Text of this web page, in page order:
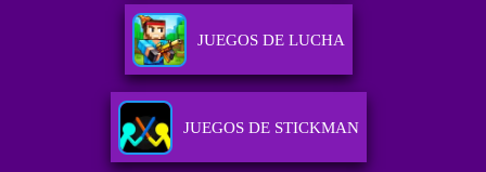
JUEGOS DE LUCHA
JUEGOS DE STICKMAN